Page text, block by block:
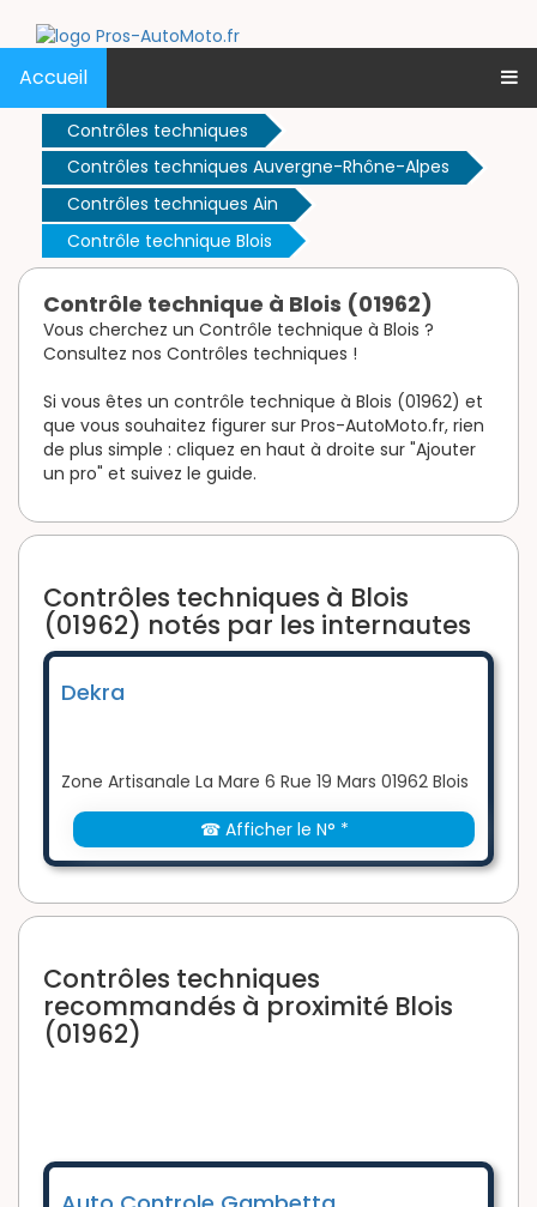
Accueil
Contrôles techniques
Contrôles techniques Auvergne-Rhône-Alpes
Contrôles techniques Ain
Contrôle technique Blois
Contrôle technique à Blois (01962)
Vous cherchez un Contrôle technique à Blois ?
Consultez nos Contrôles techniques !
Si vous êtes un contrôle technique à Blois (01962) et
que vous souhaitez figurer sur Pros-AutoMoto.fr, rien
de plus simple : cliquez en haut à droite sur "Ajouter
un pro" et suivez le guide.
Contrôles techniques à Blois
(01962) notés par les internautes
Dekra
Zone Artisanale La Mare 6 Rue 19 Mars 01962 Blois
☎ Afficher le N° *
Contrôles techniques
recommandés à proximité Blois
(01962)